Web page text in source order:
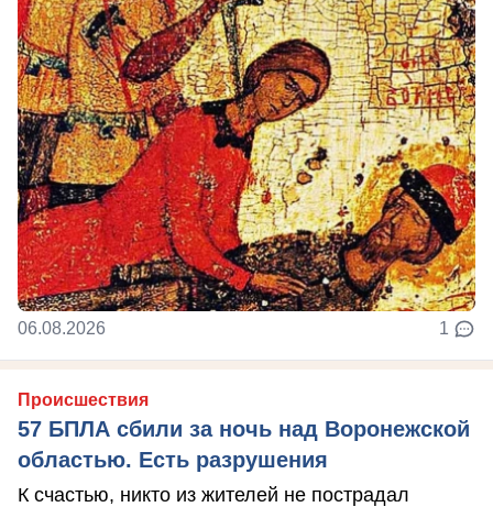
06.08.2026 1
Происшествия
57 БПЛА сбили за ночь над Воронежской
областью. Есть разрушения
К счастью, никто из жителей не пострадал